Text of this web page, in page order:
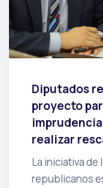
Diputados
proyecto
realizar
La iniciativa
republicanos